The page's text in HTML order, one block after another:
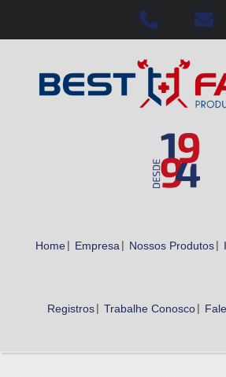
Home Empresa Nossos Produtos
Registros Trabalhe Conosco